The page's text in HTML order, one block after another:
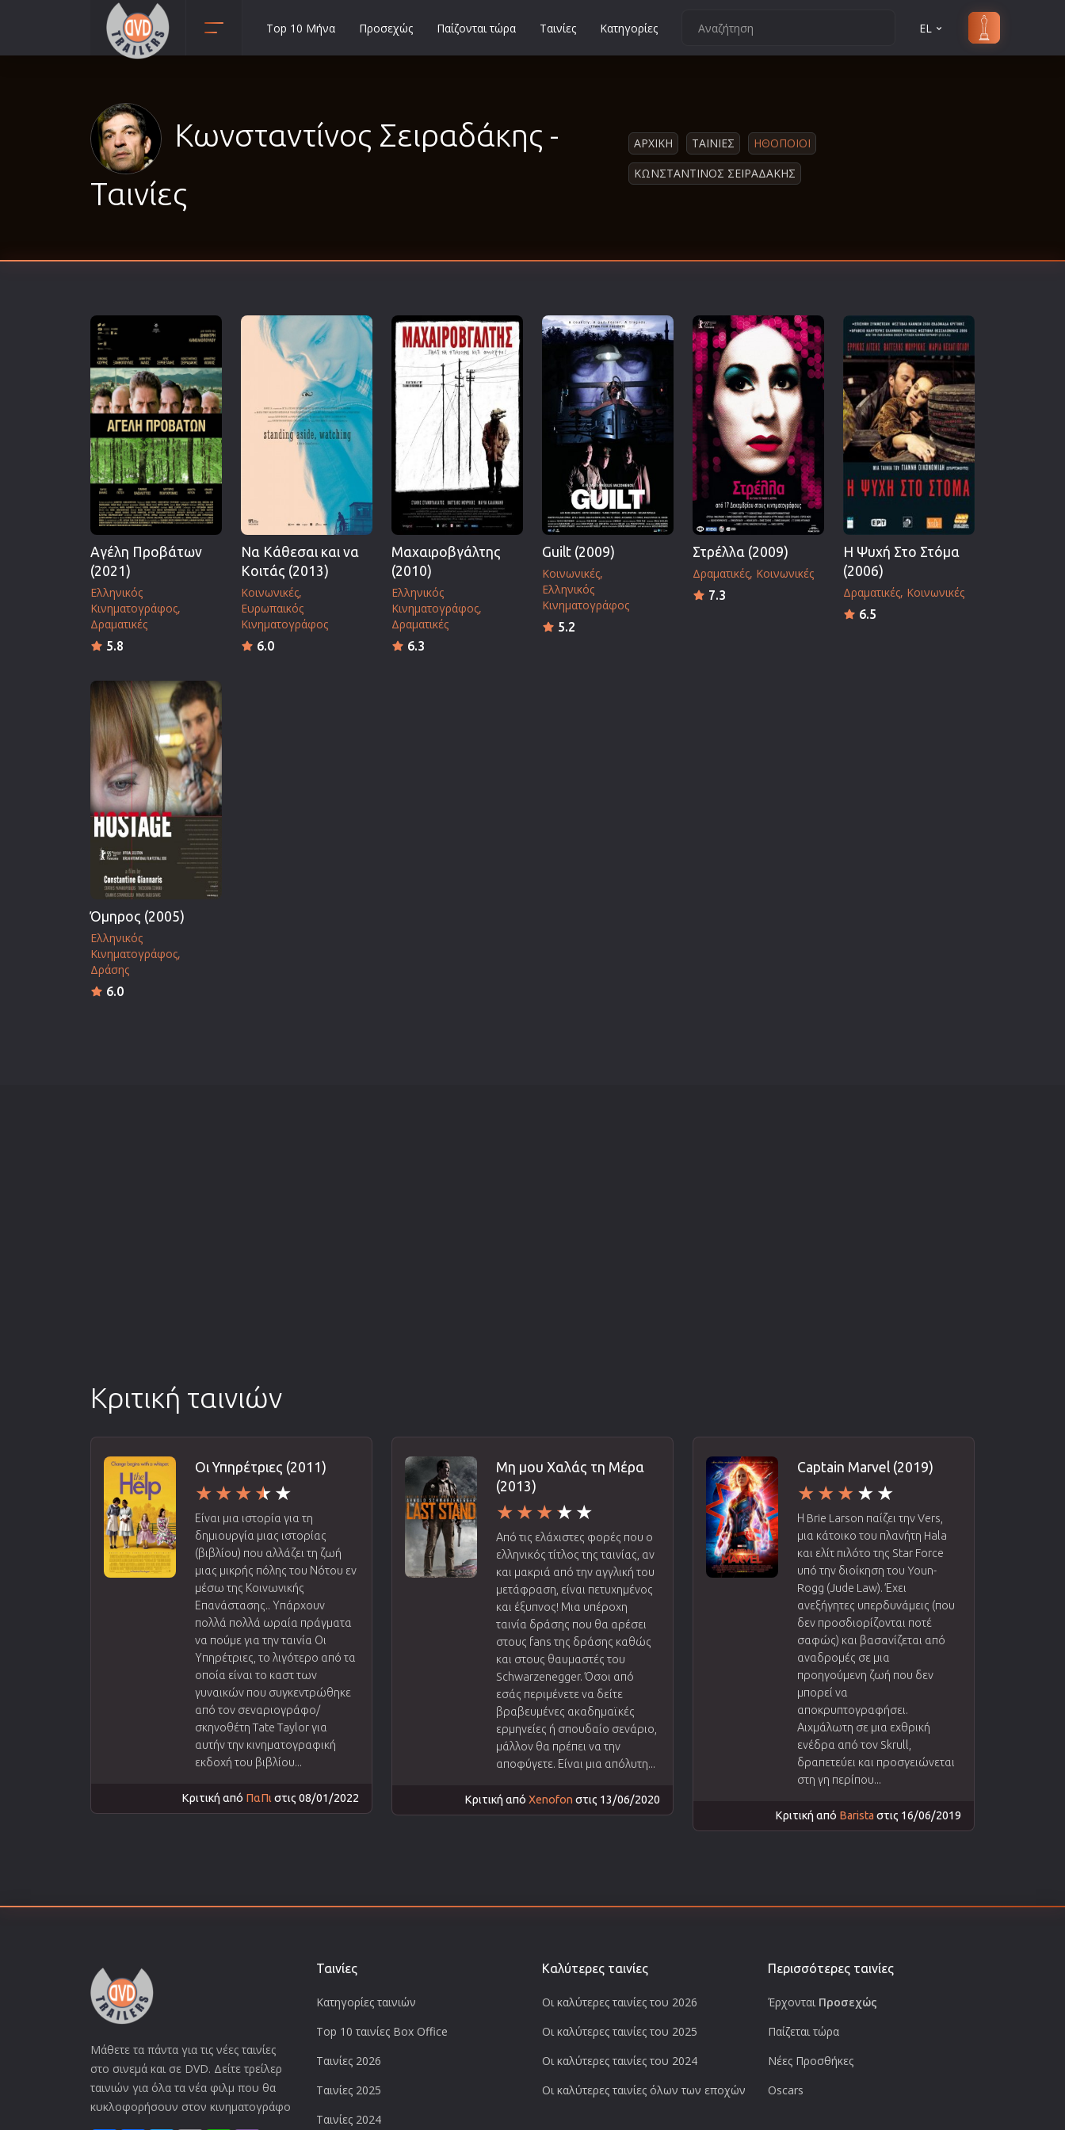
Αισθησιακές
Ελληνικός Κινηματογράφος
Επιβίωσης
Επιστημονικής Φαντασίας
Ερωτικές
Ευρωπαικός Κινηματογράφος
Καταστροφής
Μικρού Μήκους
Μιούζικαλ
Περιπέτειες
Πολεμικές
Πολεμικές Τέχνες
Πολιτική
Σπορ
Τηλεοπτικές Σειρές
Τρόμου
Φαντασίας
Φιλμ Νουάρ
Χριστουγεννιάτικες
Ρομαντικές Κωμωδίες
Top 10 Μήνα Προσεχώς Παίζονται τώρα Ταινίες Κατηγορίες EL
Κωνσταντίνος Σειραδάκης -
Ταινίες
ΑΡΧΙΚΗ ΤΑΙΝΙΕΣ
ΗΘΟΠΟΙΟΙ
ΚΩΝΣΤΑΝΤΙΝΟΣ ΣΕΙΡΑΔΑΚΗΣ
Αγέλη Προβάτων
(2021)
Ελληνικός
Κινηματογράφος
Δραματικές
5.8
Να Κάθεσαι και να
Κοιτάς (2013)
Κοινωνικές
Ευρωπαικός
Κινηματογράφος
6.0
Μαχαιροβγάλτης
(2010)
Ελληνικός
Κινηματογράφος
Δραματικές
6.3
Guilt (2009)
Κοινωνικές
Ελληνικός
Κινηματογράφος
5.2
Στρέλλα (2009)
Δραματικές Κοινωνικές
7.3
Η Ψυχή Στο Στόμα
(2006)
Δραματικές Κοινωνικές
6.5
Όμηρος (2005)
Ελληνικός
Κινηματογράφος
Δράσης
6.0
Κριτική ταινιών
Οι Υπηρέτριες (2011)
Είναι μια ιστορία για τη
δημιουργία μιας ιστορίας
(βιβλίου) που αλλάζει τη ζωή
μιας μικρής πόλης του Νότου εν
μέσω της Κοινωνικής
Επανάστασης.. Υπάρχουν
πολλά πολλά ωραία πράγματα
να πούμε για την ταινία Οι
Υπηρέτριες, το λιγότερο από τα
οποία είναι το καστ των
γυναικών που συγκεντρώθηκε
από τον σεναριογράφο/
σκηνοθέτη Tate Taylor για
αυτήν την κινηματογραφική
εκδοχή του βιβλίου...
Κριτική από ΠαΠιστις 08/01/2022
Μη μου Χαλάς τη Μέρα
(2013)
Από τις ελάχιστες φορές που ο
ελληνικός τίτλος της ταινίας, αν
και μακριά από την αγγλική του
μετάφραση, είναι πετυχημένος
και έξυπνος! Μια υπέροχη
ταινία δράσης που θα αρέσει
στους fans της δράσης καθώς
και στους θαυμαστές του
Schwarzenegger. Όσοι από
εσάς περιμένετε να δείτε
βραβευμένες ακαδημαϊκές
ερμηνείες ή σπουδαίο σενάριο,
μάλλον θα πρέπει να την
αποφύγετε. Είναι μια απόλυτη...
Κριτική από Xenofon στις 13/06/2020
Captain Marvel (2019)
Η Brie Larson παίζει την Vers,
μια κάτοικο του πλανήτη Hala
και ελίτ πιλότο της Star Force
υπό την διοίκηση του Youn-
Rogg (Jude Law). Έχει
ανεξήγητες υπερδυνάμεις (που
δεν προσδιορίζονται ποτέ
σαφώς) και βασανίζεται από
αναδρομές σε μια
προηγούμενη ζωή που δεν
μπορεί να
αποκρυπτογραφήσει.
Αιχμάλωτη σε μια εχθρική
ενέδρα από τον Skrull,
δραπετεύει και προσγειώνεται
στη γη περίπου...
Κριτική από Barista στις 16/06/2019
Μάθετε τα πάντα για τις νέες ταινίες
στο σινεμά και σε DVD. Δείτε τρείλερ
ταινιών για όλα τα νέα φιλμ που θα
κυκλοφορήσουν στον κινηματογράφο
Ταινίες
Κατηγορίες ταινιών
Top 10 ταινίες Box Office
Ταινίες 2026
Ταινίες 2025
Ταινίες 2024
Καλύτερες ταινίες
Οι καλύτερες ταινίες του 2026
Οι καλύτερες ταινίες του 2025
Οι καλύτερες ταινίες του 2024
Οι καλύτερες ταινίες όλων των εποχών
Περισσότερες ταινίες
Έρχονται Προσεχώς
Παίζεται τώρα
Νέες Προσθήκες
Oscars